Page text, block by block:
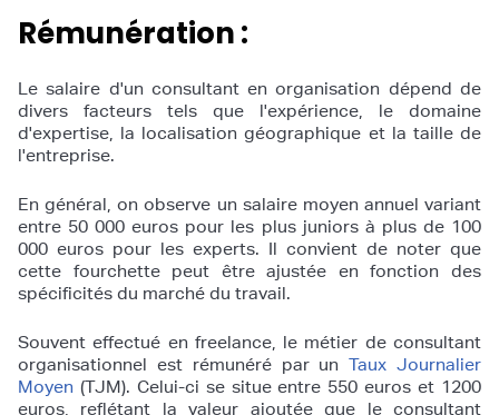
Rémunération :
Le salaire d'un consultant en organisation dépend de
divers facteurs tels que l'expérience, le domaine
d'expertise, la localisation géographique et la taille de
l'entreprise.
En général, on observe un salaire moyen annuel variant
entre 50 000 euros pour les plus juniors à plus de 100
000 euros pour les experts. Il convient de noter que
cette fourchette peut être ajustée en fonction des
spécificités du marché du travail.
Souvent effectué en freelance, le métier de consultant
organisationnel est rémunéré par unTaux Journalier
Moyen (TJM). Celui-ci se situe entre 550 euros et 1200
euros, reflétant la valeur ajoutée que le consultant